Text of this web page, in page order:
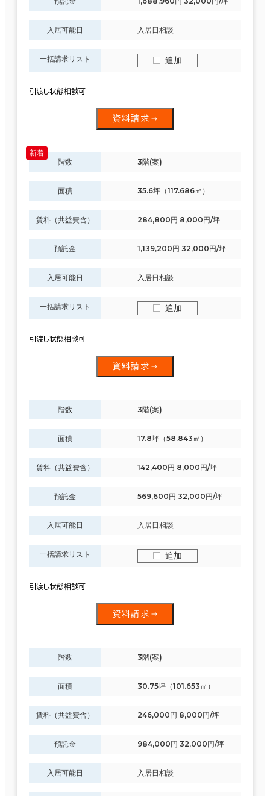
入居可能日 入居日相談
一括請求リスト 追加
引渡し状態相談可
資料請求
階数 3階(案)
面積 35.6坪（117.686㎡）
賃料（共益費含） 284,800円 8,000円/坪
預託金 1,139,200円 32,000円/坪
入居可能日 入居日相談
一括請求リスト 追加
引渡し状態相談可
資料請求
階数 3階(案)
面積 17.8坪（58.843㎡）
賃料（共益費含） 142,400円 8,000円/坪
預託金 569,600円 32,000円/坪
入居可能日 入居日相談
一括請求リスト 追加
引渡し状態相談可
資料請求
階数 3階(案)
面積 30.75坪（101.653㎡）
賃料（共益費含） 246,000円 8,000円/坪
預託金 984,000円 32,000円/坪
入居可能日 入居日相談